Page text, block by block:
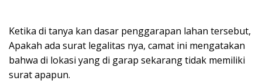
‎Ketika di tanya kan dasar penggarapan lahan tersebut,
Apakah ada surat legalitas nya, camat ini mengatakan
bahwa di lokasi yang di garap sekarang tidak memiliki
surat apapun.